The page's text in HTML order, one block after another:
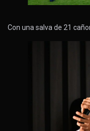
Con una salva de 21